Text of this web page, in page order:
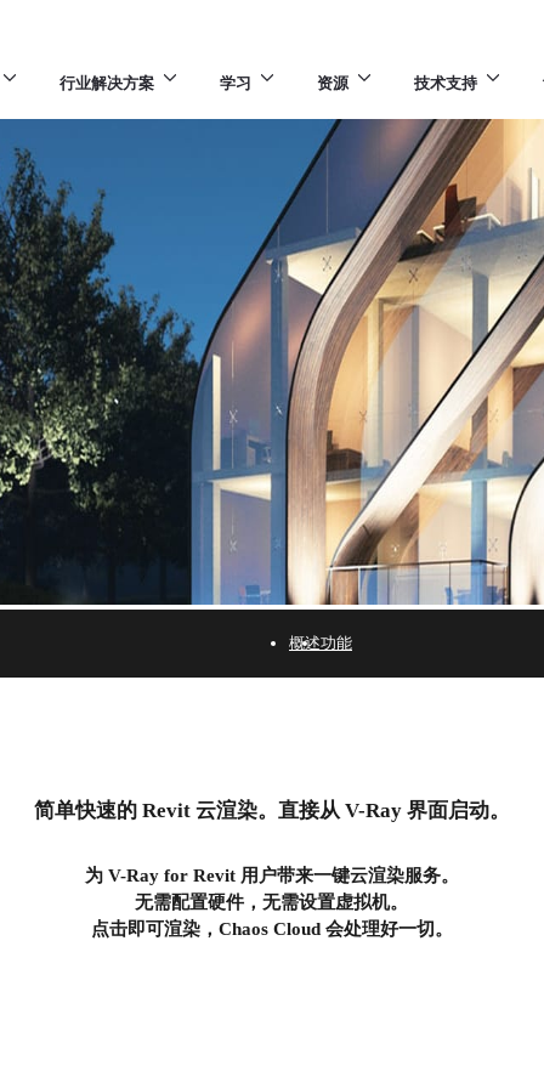
行业解决方案 学习 资源 技术支持
概述功能
简单快速的 Revit 云渲染。直接从 V-Ray 界面启动。
为 V-Ray for Revit 用户带来一键云渲染服务。
无需配置硬件，无需设置虚拟机。
点击即可渲染，Chaos Cloud 会处理好一切。